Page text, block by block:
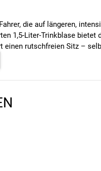
die auf längeren,
1,5-Liter-Trinkblase bietet
rutschfreien Sitz –
die Mitnahme von